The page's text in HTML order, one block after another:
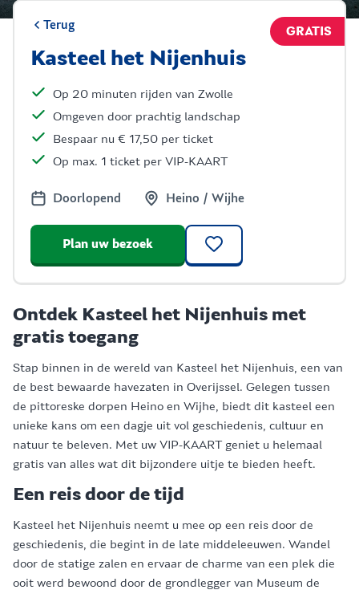
Terug
Kasteel het Nijenhuis
GRATIS
Op 20 minuten rijden van Zwolle
Omgeven door prachtig landschap
Bespaar nu € 17,50 per ticket
Op max. 1 ticket per VIP-KAART
Doorlopend Heino / Wijhe
Plan uw bezoek
Ontdek Kasteel het Nijenhuis met
gratis toegang
Stap binnen in de wereld van Kasteel het Nijenhuis, een van
de best bewaarde havezaten in Overijssel. Gelegen tussen
de pittoreske dorpen Heino en Wijhe, biedt dit kasteel een
unieke kans om een dagje uit vol geschiedenis, cultuur en
natuur te beleven. Met uw VIP-KAART geniet u helemaal
gratis van alles wat dit bijzondere uitje te bieden heeft.
Een reis door de tijd
Kasteel het Nijenhuis neemt u mee op een reis door de
geschiedenis, die begint in de late middeleeuwen. Wandel
door de statige zalen en ervaar de charme van een plek die
ooit werd bewoond door de grondlegger van Museum de